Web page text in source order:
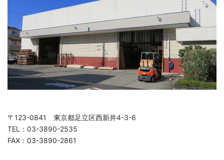
〒123-0841 東京都足立区西新井4-3-6
TEL：03-3890-2535
FAX：03-3890-2861